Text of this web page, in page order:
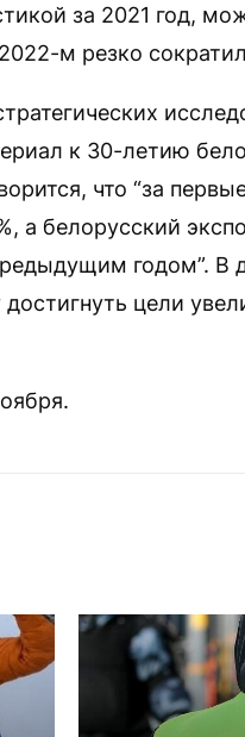
за 2021 год,
м резко
к 30-летию
что “за
а белорусский
годом”. В
цели